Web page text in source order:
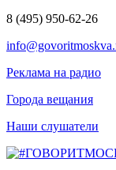
8 (495) 950-62-26
Реклама на радио
Города вещания
Наши слушатели